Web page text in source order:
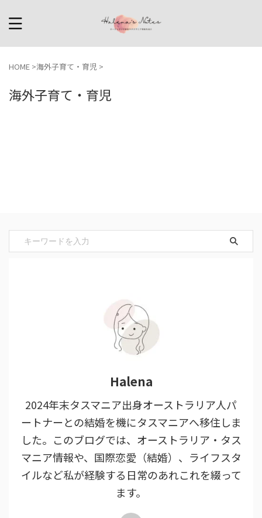
HOME >海外子育て・育児 >
海外子育て・育児
Halena
2024年末タスマニア出身オーストラリア人パ
ートナーとの結婚を機にタスマニアへ移住しま
した。このブログでは、オーストラリア・タス
マニア情報や、国際恋愛（結婚）、ライフスタ
イルなど私が経験する日常のあれこれを綴って
ます。